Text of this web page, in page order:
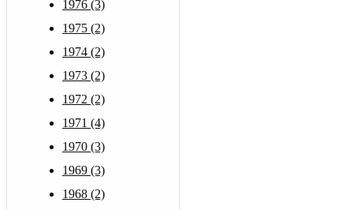
1976 (3)
1975 (2)
1974 (2)
1973 (2)
1972 (2)
1971 (4)
1970 (3)
1969 (3)
1968 (2)